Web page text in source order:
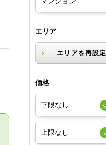
エリア
エリアを再設定
価格